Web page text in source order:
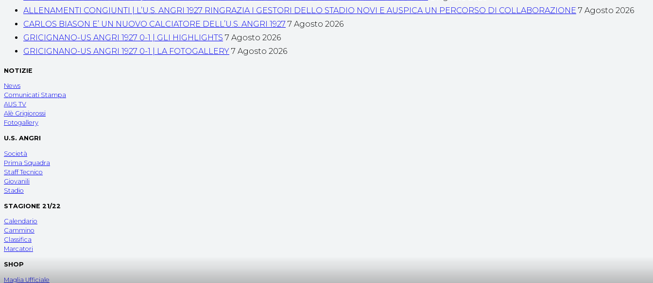
ALLENAMENTI CONGIUNTI | L’U.S. ANGRI 1927 RINGRAZIA I GESTORI DELLO STADIO NOVI E AUSPICA UN PERCORSO DI COLLABORAZIONE 7 Agosto 2026
CARLOS BIASON E’ UN NUOVO CALCIATORE DELL’U.S. ANGRI 1927 7 Agosto 2026
GRICIGNANO-US ANGRI 1927 0-1 | GLI HIGHLIGHTS 7 Agosto 2026
GRICIGNANO-US ANGRI 1927 0-1 | LA FOTOGALLERY 7 Agosto 2026
NOTIZIE
News
Comunicati Stampa
AUS TV
Alè Grigiorossi
Fotogallery
U.S. ANGRI
Società
Prima Squadra
Staff Tecnico
Giovanili
Stadio
STAGIONE 21/22
Calendario
Cammino
Classifica
Marcatori
SHOP
Maglia Ufficiale